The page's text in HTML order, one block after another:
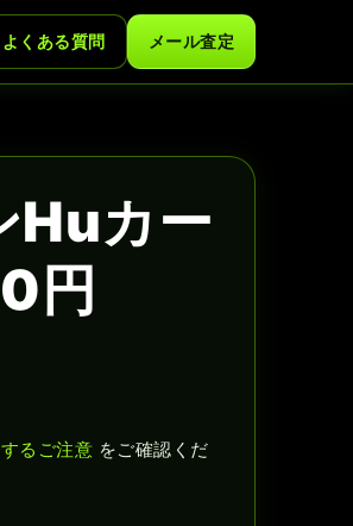
よくある質問 メール査定
Huカー
円
るご注意 をご確認くだ